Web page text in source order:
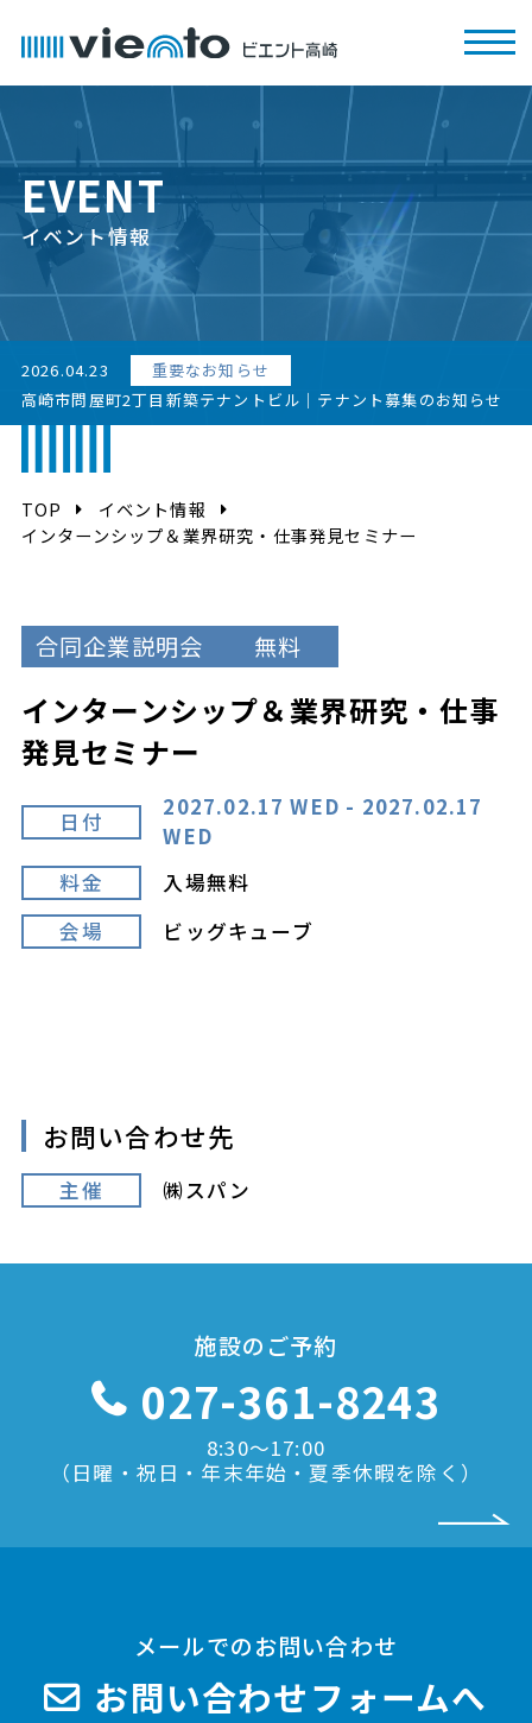
EVENT
イベント情報
2026.04.23
重要なお知らせ
高崎市問屋町2丁目新築テナントビル｜テナント募集のお知らせ
TOP
イベント情報
インターンシップ＆業界研究・仕事発見セミナー
合同企業説明会 無料
インターンシップ＆業界研究・仕事
発見セミナー
日付
2027.02.17 WED - 2027.02.17
WED
料金
入場無料
会場
ビッグキューブ
お問い合わせ先
主催 ㈱スパン
施設のご予約
027-361-8243
8:30〜17:00
（日曜・祝日・年末年始・夏季休暇を除く）
メールでのお問い合わせ
お問い合わせフォームへ